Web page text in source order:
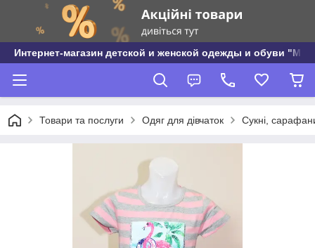
Интернет-магазин детской и женской одежды и обуви
Товари та послуги Одяг для дівчаток Сукні,